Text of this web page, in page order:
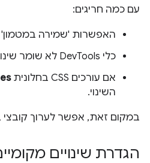
עם כמה חריגים:
האפשרות 'שמירה
כלי DevTools לא שומר שינויים שבוצעו בעץ ה-DOM בחלונית
אם עורכים CSS בחלונית
השינוי.
במקום זאת, אפשר לערוך קובצי HTML בחלונית
הגדרת שינויים